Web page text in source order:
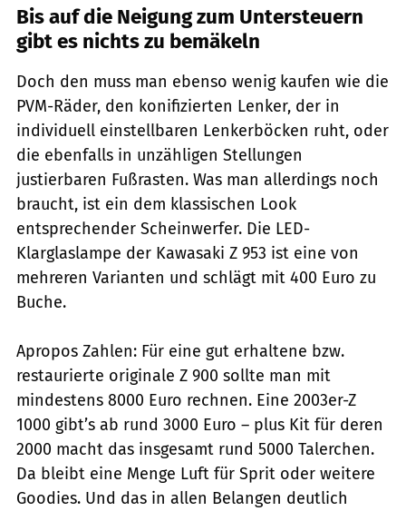
Bis auf die Neigung zum Untersteuern
gibt es nichts zu bemäkeln
Doch den muss man ebenso wenig kaufen wie die
PVM-Räder, den konifizierten Lenker, der in
individuell einstellbaren Lenkerböcken ruht, oder
die ebenfalls in unzähligen Stellungen
justierbaren Fußrasten. Was man allerdings noch
braucht, ist ein dem klassischen Look
entsprechender Scheinwerfer. Die LED-
Klarglaslampe der Kawasaki Z 953 ist eine von
mehreren Va­rian­ten und schlägt mit 400 Euro zu
Buche.
Apropos Zahlen: Für eine gut erhaltene bzw.
restaurierte originale Z 900 sollte man mit
mindestens 8000 Euro rechnen. Eine 2003er-Z
1000 gibt’s ab rund 3000 Euro – plus Kit für deren
2000 macht das insgesamt rund 5000 Talerchen.
Da bleibt eine Menge Luft für Sprit oder weitere
Goodies. Und das in allen Belangen deutlich